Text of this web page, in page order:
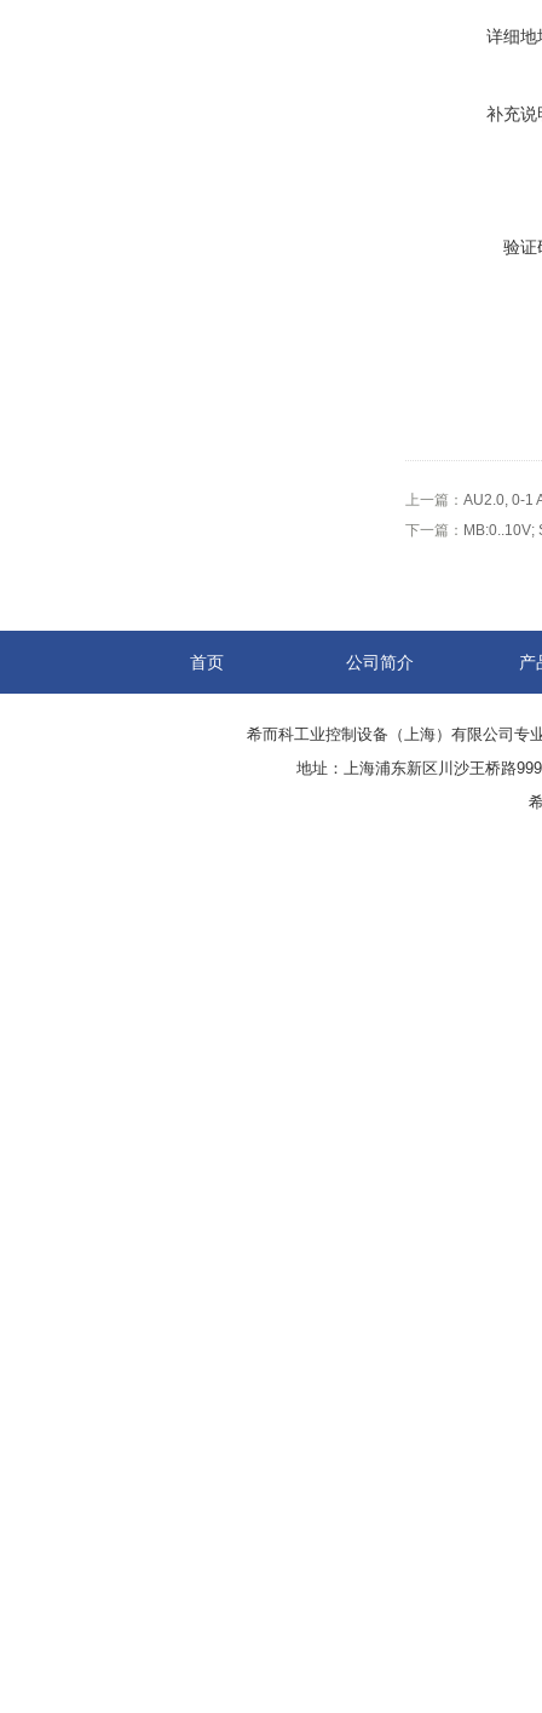
详细地
补充说
验证
上一篇： AU2.0, 0-1
下一篇： MB:0..10V;
首页 公司简介 产
希而科工业控制设备（上海）有限公司专
地址：上海浦东新区川沙王桥路